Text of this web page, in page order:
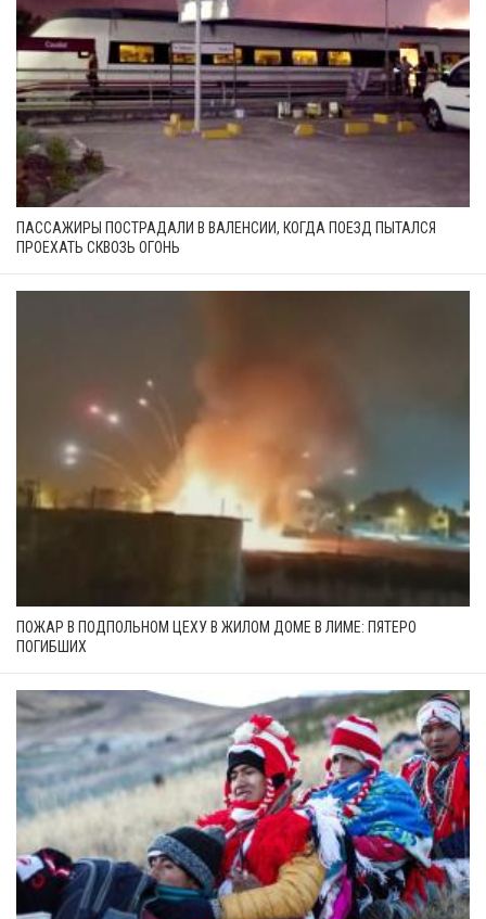
ПАССАЖИРЫ ПОСТРАДАЛИ В ВАЛЕНСИИ, КОГДА ПОЕЗД ПЫТАЛСЯ
ПРОЕХАТЬ СКВОЗЬ ОГОНЬ
ПОЖАР В ПОДПОЛЬНОМ ЦЕХУ В ЖИЛОМ ДОМЕ В ЛИМЕ: ПЯТЕРО
ПОГИБШИХ